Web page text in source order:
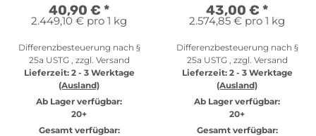
40,90 € *
2.449,10 € pro 1 kg
Differenzbesteuerung nach §
25a USTG , zzgl. Versand
Lieferzeit: 2 - 3 Werktage
(Ausland)
Ab Lager verfügbar:
20+
Gesamt verfügbar:
43,00 € *
2.574,85 € pro 1 kg
Differenzbesteuerung nach §
25a USTG , zzgl. Versand
Lieferzeit: 2 - 3 Werktage
(Ausland)
Ab Lager verfügbar:
20+
Gesamt verfügbar: